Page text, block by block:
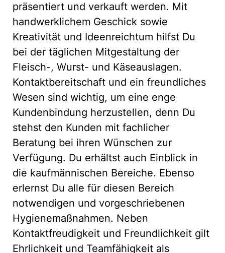
präsentiert und verkauft werden. Mit
handwerklichem Geschick sowie
Kreativität und Ideenreichtum hilfst Du
bei der täglichen Mitgestaltung der
Fleisch-, Wurst- und Käseauslagen.
Kontaktbereitschaft und ein freundliches
Wesen sind wichtig, um eine enge
Kundenbindung herzustellen, denn Du
stehst den Kunden mit fachlicher
Beratung bei ihren Wünschen zur
Verfügung. Du erhältst auch Einblick in
die kaufmännischen Bereiche. Ebenso
erlernst Du alle für diesen Bereich
notwendigen und vorgeschriebenen
Hygienemaßnahmen. Neben
Kontaktfreudigkeit und Freundlichkeit gilt
Ehrlichkeit und Teamfähigkeit als